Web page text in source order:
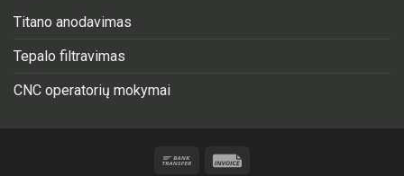
Titano anodavimas
Tepalo filtravimas
CNC operatorių mokymai